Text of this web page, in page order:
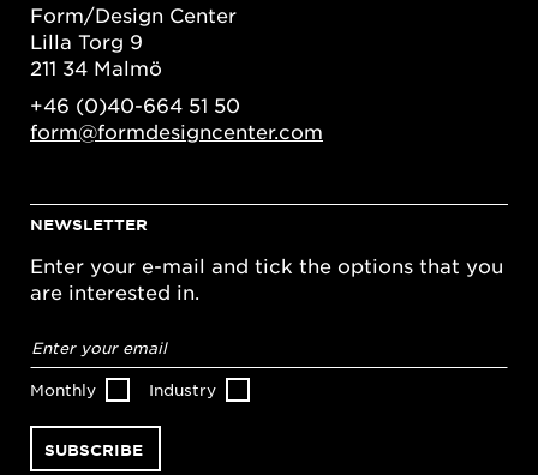
Form/Design Center
Lilla Torg 9
211 34 Malmö
+46 (0)40-664 51 50
form@formdesigncenter.com
NEWSLETTER
Enter your e-mail and tick the options that you
are interested in.
address*
Monthly Industry